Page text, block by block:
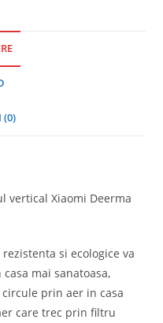
(0)
vertical Xiaomi Deerma
si ecologice va
mai sanatoasa,
prin aer in casa
care trec prin filtru